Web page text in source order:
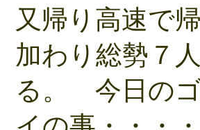
又帰り高速で
加わり総勢７
る。 今日の